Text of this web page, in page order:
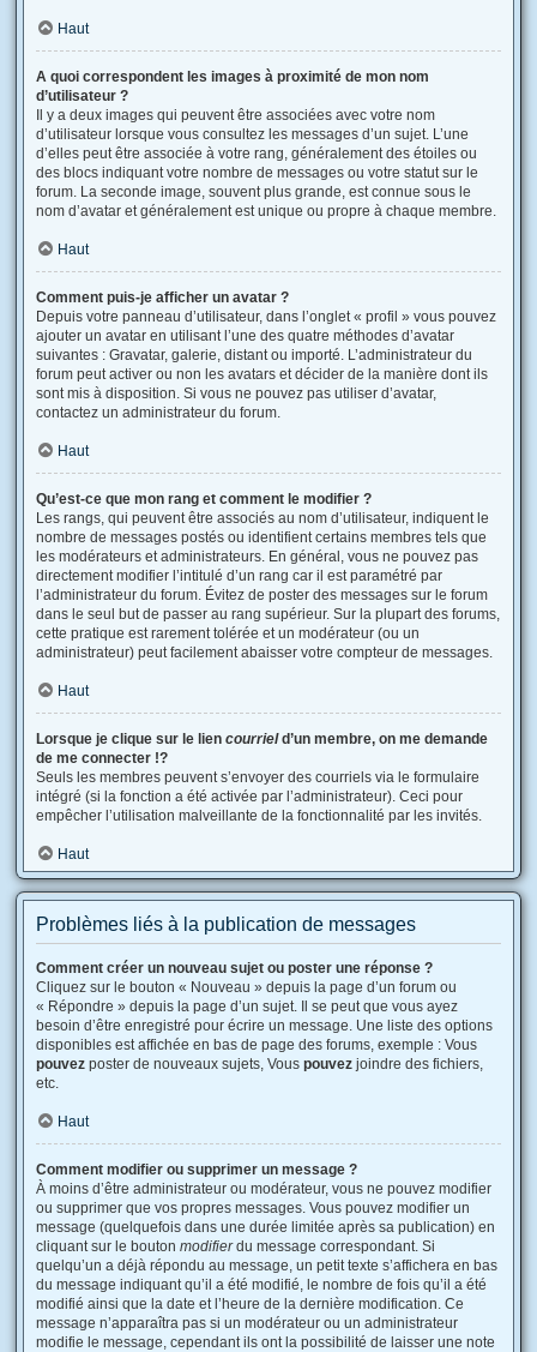
Haut
A quoi correspondent les images à proximité de mon nom
d’utilisateur ?
Il y a deux images qui peuvent être associées avec votre nom
d’utilisateur lorsque vous consultez les messages d’un sujet. L’une
d’elles peut être associée à votre rang, généralement des étoiles ou
des blocs indiquant votre nombre de messages ou votre statut sur le
forum. La seconde image, souvent plus grande, est connue sous le
nom d’avatar et généralement est unique ou propre à chaque membre.
Haut
Comment puis-je afficher un avatar ?
Depuis votre panneau d’utilisateur, dans l’onglet « profil » vous pouvez
ajouter un avatar en utilisant l’une des quatre méthodes d’avatar
suivantes : Gravatar, galerie, distant ou importé. L’administrateur du
forum peut activer ou non les avatars et décider de la manière dont ils
sont mis à disposition. Si vous ne pouvez pas utiliser d’avatar,
contactez un administrateur du forum.
Haut
Qu’est-ce que mon rang et comment le modifier ?
Les rangs, qui peuvent être associés au nom d’utilisateur, indiquent le
nombre de messages postés ou identifient certains membres tels que
les modérateurs et administrateurs. En général, vous ne pouvez pas
directement modifier l’intitulé d’un rang car il est paramétré par
l’administrateur du forum. Évitez de poster des messages sur le forum
dans le seul but de passer au rang supérieur. Sur la plupart des forums,
cette pratique est rarement tolérée et un modérateur (ou un
administrateur) peut facilement abaisser votre compteur de messages.
Haut
Lorsque je clique sur le lien courrield’un membre, on me demande
de me connecter !?
Seuls les membres peuvent s’envoyer des courriels via le formulaire
intégré (si la fonction a été activée par l’administrateur). Ceci pour
empêcher l’utilisation malveillante de la fonctionnalité par les invités.
Haut
Problèmes liés à la publication de messages
Comment créer un nouveau sujet ou poster une réponse ?
Cliquez sur le bouton « Nouveau » depuis la page d’un forum ou
« Répondre » depuis la page d’un sujet. Il se peut que vous ayez
besoin d’être enregistré pour écrire un message. Une liste des options
disponibles est affichée en bas de page des forums, exemple : Vous
pouvez poster de nouveaux sujets, Vous pouvez joindre des fichiers,
etc.
Haut
Comment modifier ou supprimer un message ?
À moins d’être administrateur ou modérateur, vous ne pouvez modifier
ou supprimer que vos propres messages. Vous pouvez modifier un
message (quelquefois dans une durée limitée après sa publication) en
cliquant sur le bouton modifierdu message correspondant. Si
quelqu’un a déjà répondu au message, un petit texte s’affichera en bas
du message indiquant qu’il a été modifié, le nombre de fois qu’il a été
modifié ainsi que la date et l’heure de la dernière modification. Ce
message n’apparaîtra pas si un modérateur ou un administrateur
modifie le message, cependant ils ont la possibilité de laisser une note